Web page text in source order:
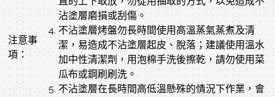
注意事
項：
沾塗層磨損或刮傷。
不沾塗層烤盤勿長時間使用高溫蒸氣蒸煮及清
潔，易造成不沾塗層起皮、脫落；建議使用溫水
加中性清潔劑，用泡棉手洗後擦乾，請勿使用菜
瓜布或鋼刷刷洗。
不沾塗層在長時間高低溫懸殊的情況下作業，會